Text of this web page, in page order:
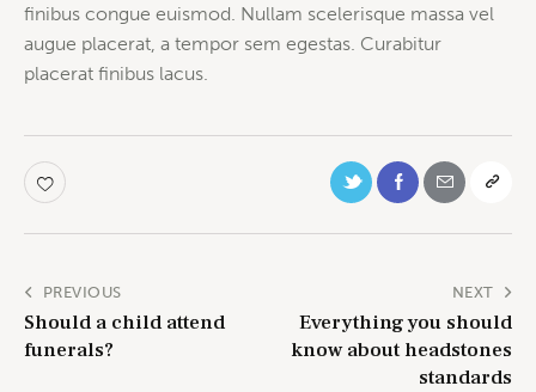
finibus congue euismod. Nullam scelerisque massa vel
augue placerat, a tempor sem egestas. Curabitur
placerat finibus lacus.
PREVIOUS
Should a child attend
funerals?
NEXT
Everything you should
know about headstones
standards